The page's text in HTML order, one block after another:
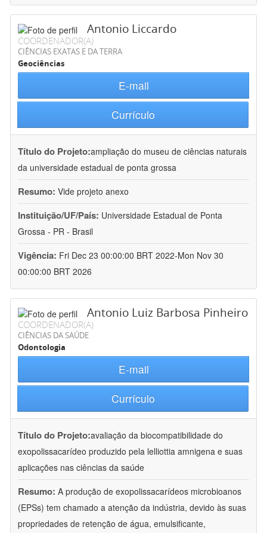
Antonio Liccardo
COORDENADOR(A)
CIÊNCIAS EXATAS E DA TERRA
Geociências
E-mail
Currículo
Título do Projeto:ampliação do museu de ciências naturais
da universidade estadual de ponta grossa
Resumo: Vide projeto anexo
Instituição/UF/País: Universidade Estadual de Ponta
Grossa - PR - Brasil
Vigência: Fri Dec 23 00:00:00 BRT 2022-Mon Nov 30
00:00:00 BRT 2026
Antonio Luiz Barbosa Pinheiro
COORDENADOR(A)
CIÊNCIAS DA SAÚDE
Odontologia
E-mail
Currículo
Título do Projeto:avaliação da biocompatibilidade do
exopolissacarídeo produzido pela lelliottia amnigena e suas
aplicações nas ciências da saúde
Resumo: A produção de exopolissacarídeos microbioanos
(EPSs) tem chamado a atenção da indústria, devido às suas
propriedades de retenção de água, emulsificante,